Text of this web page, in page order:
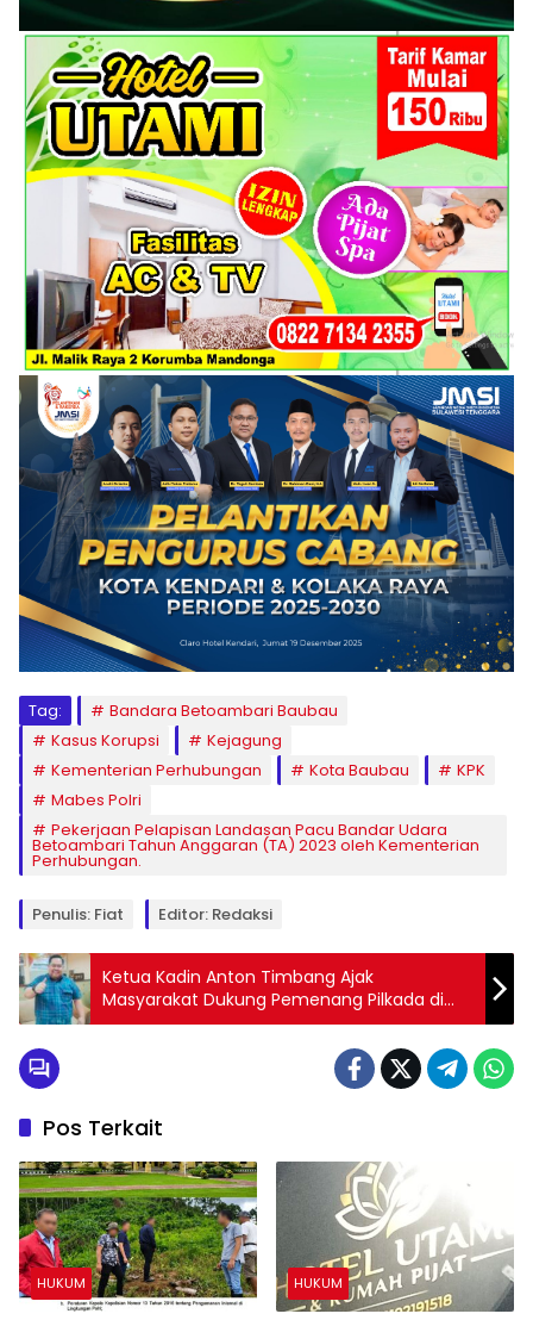
Tag:
Bandara Betoambari Baubau
Kasus Korupsi
Kejagung
Kementerian Perhubungan
Kota Baubau
KPK
Mabes Polri
Pekerjaan Pelapisan Landasan Pacu Bandar Udara
Betoambari Tahun Anggaran (TA) 2023 oleh Kementerian
Perhubungan.
Penulis: Fiat Editor: Redaksi
Ketua Kadin Anton Timbang Ajak
Masyarakat Dukung Pemenang Pilkada di
Sultra
Pos Terkait
HUKUM HUKUM